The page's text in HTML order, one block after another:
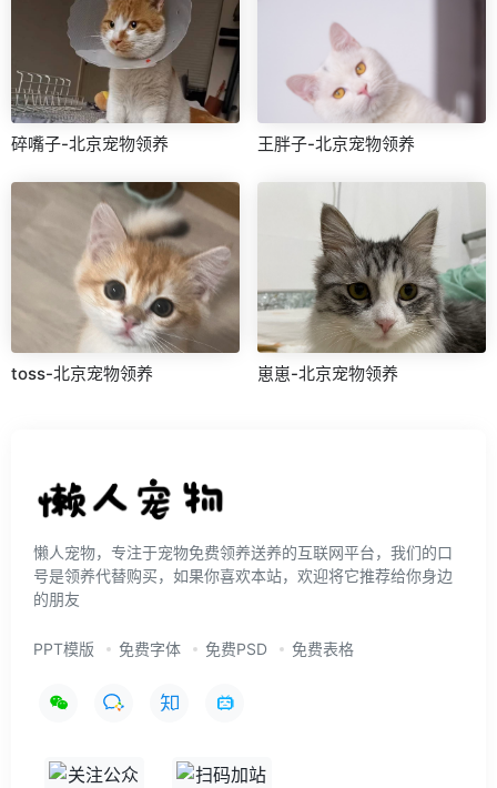
碎嘴子-北京宠物领养 王胖子-北京宠物领养
toss-北京宠物领养 崽崽-北京宠物领养
懒人宠物，专注于宠物免费领养送养的互联网平台，我们的口
号是领养代替购买，如果你喜欢本站，欢迎将它推荐给你身边
的朋友
PPT模版 免费字体 免费PSD 免费表格